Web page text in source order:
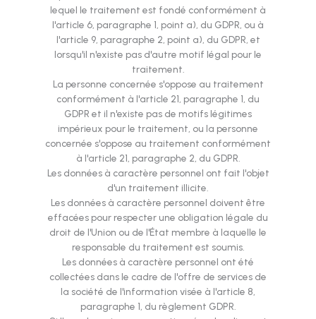
lequel le traitement est fondé conformément à
l'article 6, paragraphe 1, point a), du GDPR, ou à
l'article 9, paragraphe 2, point a), du GDPR, et
lorsqu'il n'existe pas d'autre motif légal pour le
traitement.
La personne concernée s'oppose au traitement
conformément à l'article 21, paragraphe 1, du
GDPR et il n'existe pas de motifs légitimes
impérieux pour le traitement, ou la personne
concernée s'oppose au traitement conformément
à l'article 21, paragraphe 2, du GDPR.
Les données à caractère personnel ont fait l'objet
d'un traitement illicite.
Les données à caractère personnel doivent être
effacées pour respecter une obligation légale du
droit de l'Union ou de l'État membre à laquelle le
responsable du traitement est soumis.
Les données à caractère personnel ont été
collectées dans le cadre de l'offre de services de
la société de l'information visée à l'article 8,
paragraphe 1, du règlement GDPR.